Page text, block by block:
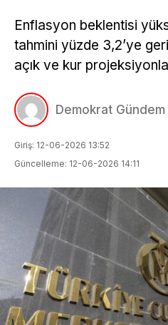
Enflasyon beklentisi
tahmini yüzde 3,2’ye
açık ve kur
Demokrat Gündem
Giriş: 12-06-2026 13:52
Güncelleme: 12-06-2026 14:11